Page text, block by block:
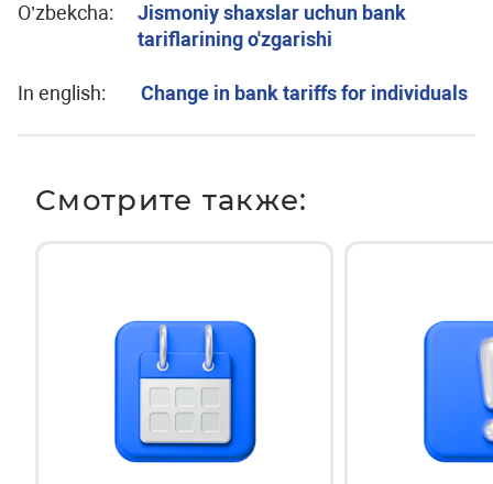
O’zbekcha:
Jismoniy shaxslar uchun bank
tariflarining o'zgarishi
In english: Change in bank tariffs for individuals
Смотрите также: